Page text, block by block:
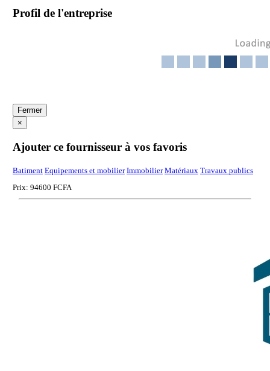
Profil de l'entreprise
Fermer
×
Ajouter ce fournisseur à vos favoris
Batiment Equipements et mobilier Immobilier Matériaux Travaux publics
Prix: 94600 FCFA